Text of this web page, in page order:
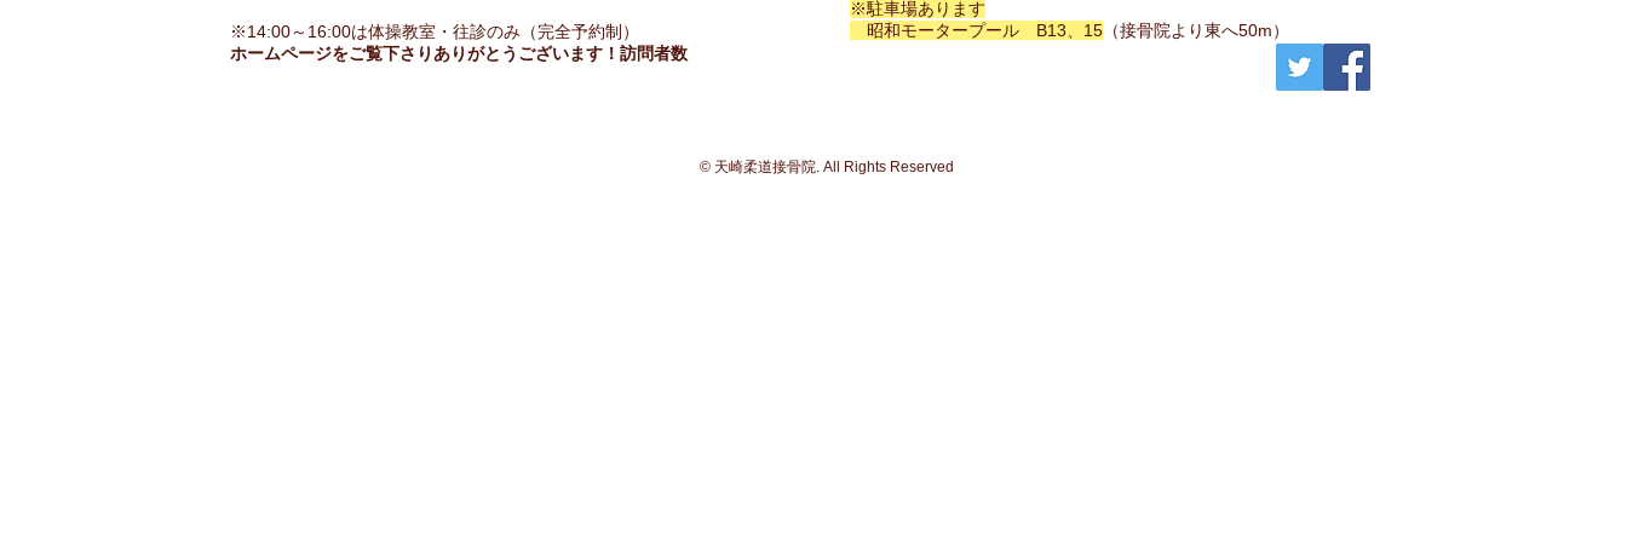
​※14:00～16:00は体操教室・往診のみ（完全予約制）
※駐車場あります
昭和モータープール B13、15 ​（接骨院より東へ50m）
​ホームページをご覧下さり​​ありがとうございます！​訪問者数
© 天崎柔道接骨院. All Rights Reserved